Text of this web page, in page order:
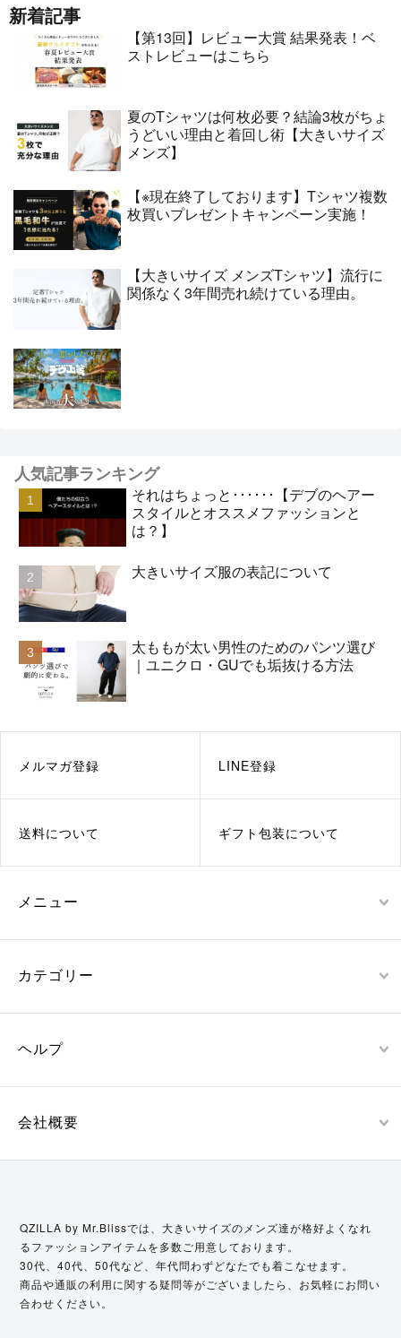
新着記事
【第13回】レビュー大賞 結果発表！ベ
ストレビューはこちら
夏のTシャツは何枚必要？結論3枚がちょ
うどいい理由と着回し術【大きいサイズ
メンズ】
【※現在終了しております】Tシャツ複数
枚買いプレゼントキャンペーン実施！
【大きいサイズ メンズTシャツ】流行に
関係なく3年間売れ続けている理由。
人気記事ランキング
それはちょっと･･････【デブのヘアー
スタイルとオススメファッションと
は？】
大きいサイズ服の表記について
太ももが太い男性のためのパンツ選び
｜ユニクロ・GUでも垢抜ける方法
メルマガ登録 LINE登録
送料について ギフト包装について
メニュー
カテゴリー
ヘルプ
会社概要
QZILLA by Mr.Blissでは、大きいサイズのメンズ達が格好よくなれ
るファッションアイテムを多数ご用意しております。
30代、40代、50代など、年代問わずどなたでも着こなせます。
商品や通販の利用に関する疑問等がございましたら、お気軽にお問い
合わせください。